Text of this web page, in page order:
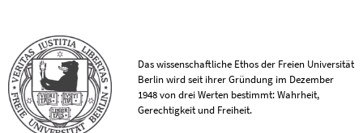
Das wissenschaftliche Ethos der Freien Universität
Berlin wird seit ihrer Gründung im Dezember
1948 von drei Werten bestimmt: Wahrheit,
Gerechtigkeit und Freiheit.